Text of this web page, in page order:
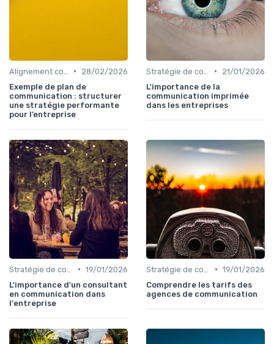
•
28/02/2026
Exemple de plan de
communication : structurer
une stratégie performante
pour l’entreprise
•
21/01/2026
L'importance de la
communication imprimée
dans les entreprises
• 19/01/2026
L'importance d'un consultant
en communication dans
l'entreprise
• 19/01/2026
Comprendre les tarifs des
agences de communication